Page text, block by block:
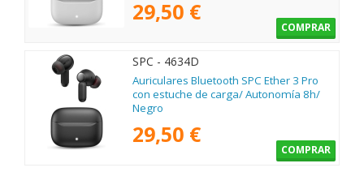
29,50 €
COMPRAR
SPC - 4634D
Auriculares Bluetooth SPC Ether 3 Pro
con estuche de carga/ Autonomía 8h/
Negro
29,50 €
COMPRAR